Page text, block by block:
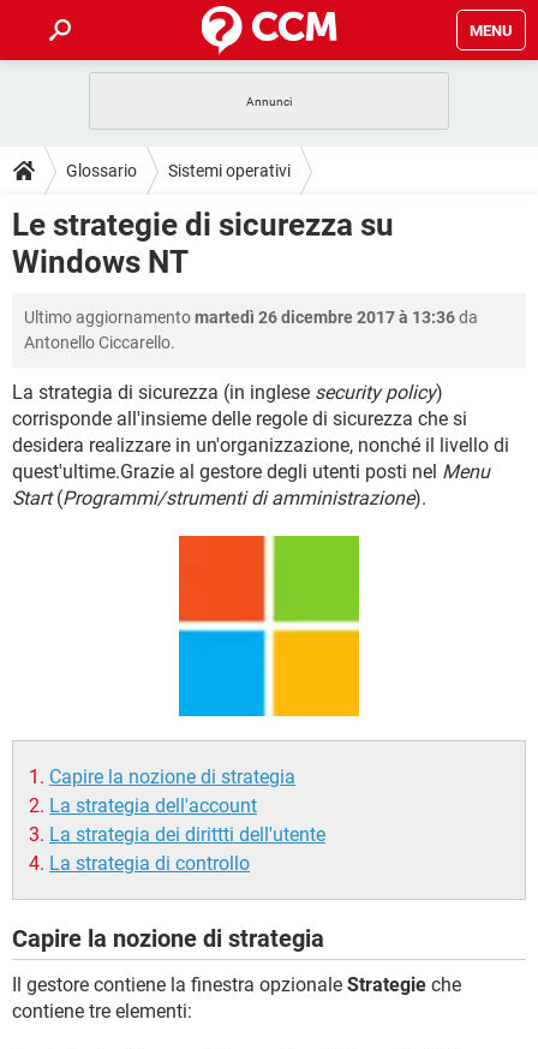
MENU
INTRATTENIMENTO ANDROID
iOS WINDOWS 10
INSTAGRAM
HARDWARE
GUIDE
COVID-19 GAMING
INTRATTENIMENTO ANDROID
INSTAGRAM WHATSAPP
HARDWARE
DOWNLOAD
COVID-19
iOS
INSTAGRAM
TIKTOK FACEBOOK
HARDWARE
FORUM
COVID-19 GAMING
iOS WINDOWS 10
INSTAGRAM WHATSAPP
FACEBOOK
GLOSSARIO
COVID-19
INTRATTENIMENTO ANDROID
iOS WINDOWS 10
INSTAGRAM WHATSAPP
Glossario Sistemi operativi
Windows NT (XP,Vista,...)
Le strategie di sicurezza su
Windows NT
Ultimo aggiornamentomartedì 26 dicembre 2017 à 13:36da
Antonello Ciccarello.
La strategia di sicurezza (in inglese security policy)
corrisponde all'insieme delle regole di sicurezza che si
desidera realizzare in un'organizzazione, nonché il livello di
quest'ultime.Grazie al gestore degli utenti posti nel Menu
Start(Programmi/strumenti di amministrazione).
Capire la nozione di strategia
La strategia dell'account
La strategia dei dirittti dell'utente
La strategia di controllo
Capire la nozione di strategia
Il gestore contiene la finestra opzionale Strategie che
contiene tre elementi: